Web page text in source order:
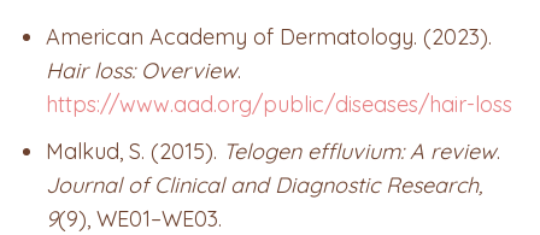
American Academy of Dermatology. (2023).
Hair loss: Overview.
https://www.aad.org/public/diseases/hair-loss
Malkud, S. (2015). Telogen effluvium: A review.
Journal of Clinical and Diagnostic Research,
9(9), WE01–WE03.